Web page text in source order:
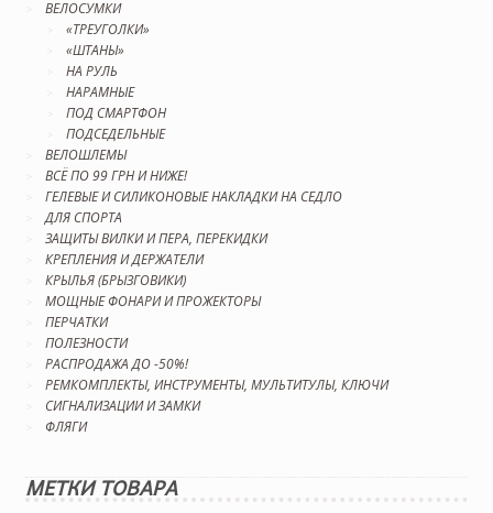
ВЕЛОСУМКИ
«ТРЕУГОЛКИ»
«ШТАНЫ»
НА РУЛЬ
НАРАМНЫЕ
ПОД СМАРТФОН
ПОДСЕДЕЛЬНЫЕ
ВЕЛОШЛЕМЫ
ВСЁ ПО 99 ГРН И НИЖЕ!
ГЕЛЕВЫЕ И СИЛИКОНОВЫЕ НАКЛАДКИ НА СЕДЛО
ДЛЯ СПОРТА
ЗАЩИТЫ ВИЛКИ И ПЕРА, ПЕРЕКИДКИ
КРЕПЛЕНИЯ И ДЕРЖАТЕЛИ
КРЫЛЬЯ (БРЫЗГОВИКИ)
МОЩНЫЕ ФОНАРИ И ПРОЖЕКТОРЫ
ПЕРЧАТКИ
ПОЛЕЗНОСТИ
РАСПРОДАЖА ДО -50%!
РЕМКОМПЛЕКТЫ, ИНСТРУМЕНТЫ, МУЛЬТИТУЛЫ, КЛЮЧИ
СИГНАЛИЗАЦИИ И ЗАМКИ
ФЛЯГИ
МЕТКИ ТОВАРА